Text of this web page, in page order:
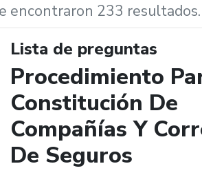
encontraron 233 resultados.
Lista de preguntas
Procedimiento
Constitución De
Compañías Y
De Seguros